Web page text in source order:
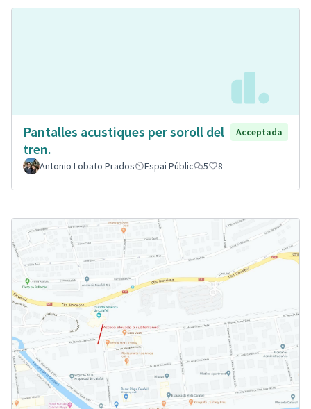
Pantalles acustiques per soroll del
tren.
Acceptada
Antonio Lobato Prados Espai Públic 5 8